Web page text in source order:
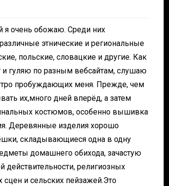
очень обожаю. Среди них
этнические и региональные
польские, словацкие и другие. Как
и гуляю по разным вебсайтам, слушаю
пробуждающих меня. Прежде, чем
их,много дней вперёд, а затем
костюмов, особенно вышивка
Деревянные изделия хорошо
складывающиеся одна в одну
домашнего обихода, зачастую
религиозных
сцен и сельских пейзажей.Это
Panegyric to Domestic Pets
-Панегирик Домашним
Животным!